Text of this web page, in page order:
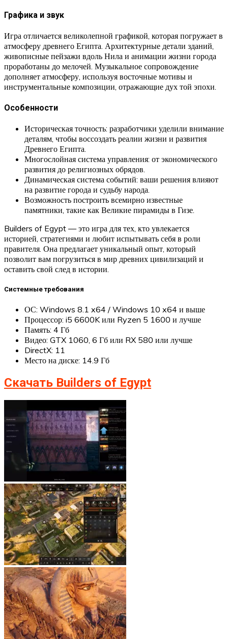
Графика и звук
Игра отличается великолепной графикой, которая погружает в
атмосферу древнего Египта. Архитектурные детали зданий,
живописные пейзажи вдоль Нила и анимации жизни города
проработаны до мелочей. Музыкальное сопровождение
дополняет атмосферу, используя восточные мотивы и
инструментальные композиции, отражающие дух той эпохи.
Особенности
Историческая точность: разработчики уделили внимание
деталям, чтобы воссоздать реалии жизни и развития
Древнего Египта.
Многослойная система управления: от экономического
развития до религиозных обрядов.
Динамическая система событий: ваши решения влияют
на развитие города и судьбу народа.
Возможность построить всемирно известные
памятники, такие как Великие пирамиды в Гизе.
Builders of Egypt — это игра для тех, кто увлекается
историей, стратегиями и любит испытывать себя в роли
правителя. Она предлагает уникальный опыт, который
позволит вам погрузиться в мир древних цивилизаций и
оставить свой след в истории.
Системные требования
ОС: Windows 8.1 x64 / Windows 10 x64 и выше
Процессор: i5 6600K или Ryzen 5 1600 и лучше
Память: 4 Гб
Видео: GTX 1060, 6 Гб или RX 580 или лучше
DirectX: 11
Место на диске: 14.9 Гб
Скачать Builders of Egypt